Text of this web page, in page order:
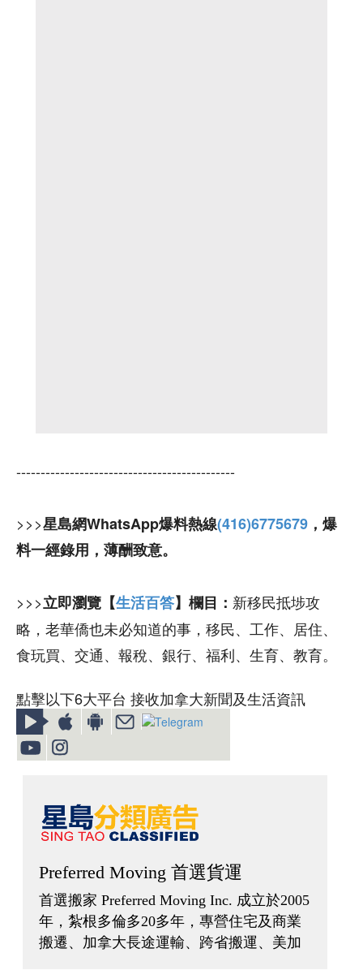
---------------------------------------------
>>>星島網WhatsApp爆料熱線(416)6775679 ，爆
料一經錄用，薄酬致意。
>>>立即瀏覽【生活百答】欄目： 新移民抵埗攻
略，老華僑也未必知道的事，移民、工作、居住、
食玩買、交通、報稅、銀行、福利、生育、教育。
點擊以下6大平台 接收加拿大新聞及生活資訊